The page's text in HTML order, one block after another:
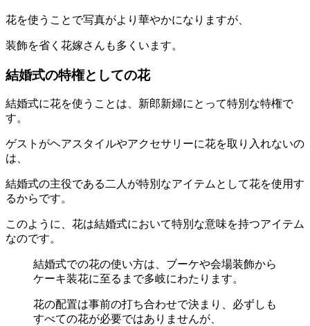
花を使うことで写真がより華やかになりますが、
装飾を省く花嫁さんも多くいます。
結婚式の特権としての花
結婚式に花を使うことは、新郎新婦にとって特別な特権で
す。
ゲストがヘアスタイルやアクセサリーに花を取り入れないの
は、
結婚式の主役である二人が特別なアイテムとして花を使用す
るからです。
このように、花は結婚式において特別な意味を持つアイテム
なのです。
結婚式での花の使い方は、ブーケや会場装飾から
ケーキ装花に至るまで多岐にわたります。
花の配置は事前の打ち合わせで決まり、必ずしも
すべての花が必要ではありませんが、